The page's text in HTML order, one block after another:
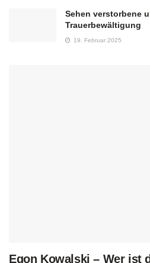
Sehen verstorbene
Trauerbewältigung
19. Februar 2025
Egon Kowalski – Wer ist